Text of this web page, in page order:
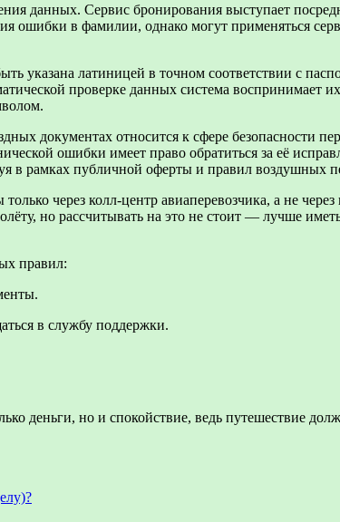
данных. Сервис бронирования выступает
ошибки в фамилии, однако могут применяться
указана латиницей в точном соответствии с
проверке данных система воспринимает
документах относится к сфере безопасности
ошибки имеет право обратиться за её
в рамках публичной оферты и правил воздушных
через колл-центр авиаперевозчика, а не
но рассчитывать на это не стоит — лучше
правил:
в службу поддержки.
деньги, но и спокойствие, ведь путешествие